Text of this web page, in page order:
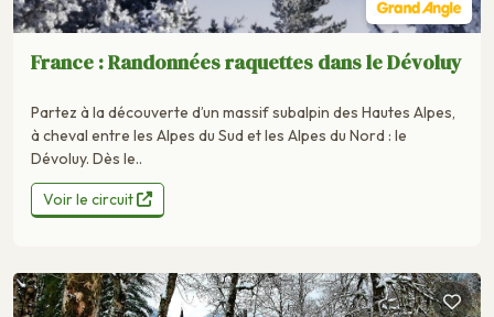
France : Randonnées raquettes dans le Dévoluy
Partez à la découverte d’un massif subalpin des Hautes Alpes,
à cheval entre les Alpes du Sud et les Alpes du Nord : le
Dévoluy. Dès le..
Voir le circuit